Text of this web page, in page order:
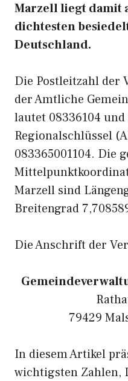
Marzell liegt damit
dichtesten
Deutschland.
Die Postleitzahl der
der Amtliche
lautet 08336104
Regionalschlüssel
083365001104. Die
Marzell sind
Breitengrad
Die Anschrift der
79429
In diesem Artikel
wichtigsten Zahlen,